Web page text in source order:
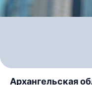
Архангельская